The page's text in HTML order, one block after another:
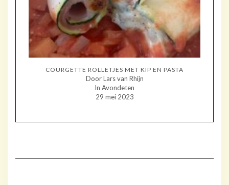
COURGETTE ROLLETJES MET KIP EN PASTA
Door Lars van Rhijn
In Avondeten
29 mei 2023